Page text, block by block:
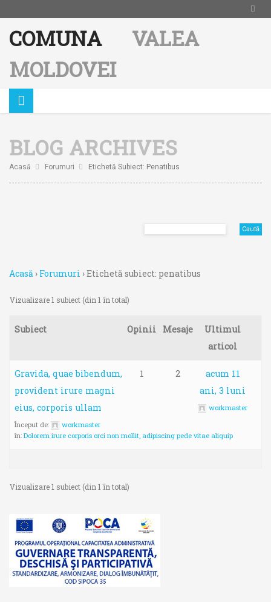
COMUNA VALEA
MOLDOVEI
BLOG ARCHIVES
Acasă Forumuri Etichetă Subiect: Penatibus
Acasă › Forumuri ›Etichetă subiect: penatibus
Vizualizare 1 subiect (din 1 în total)
Subiect Opinii Mesaje
Ultimul
articol
Gravida, quae bibendum,
provident irure magni
eius, corporis ullam
Început de:
workmaster
în: Dolorem irure corporis orci non mollit, adipiscing pede vitae aliquip
1 2
acum 11
ani, 3 luni
workmaster
Vizualizare 1 subiect (din 1 în total)